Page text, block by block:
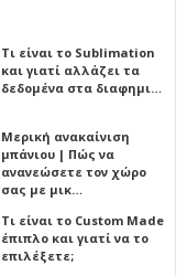
Τι είναι το Sublimation
και γιατί αλλάζει τα
δεδομένα στα διαφημι…
Μερική ανακαίνιση
μπάνιου | Πώς να
ανανεώσετε τον χώρο
σας με μικ…
Τι είναι το Custom Made
έπιπλο και γιατί να το
επιλέξετε;